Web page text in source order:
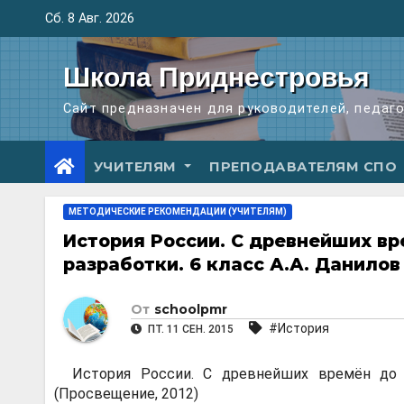
содержимому
Сб. 8 Авг. 2026
Школа Приднестровья
Сайт предназначен для руководителей,
УЧИТЕЛЯМ ПРЕПОДАВАТЕЛЯМ СПО
МЕТОДИЧЕСКИЕ РЕКОМЕНДАЦИИ (УЧИТЕЛЯМ)
История России. С древнейших
разработки. 6 класс А.А.
От schoolpmr
ПТ. 11 СЕН. 2015 #История
История России. С древнейших времён до
(Просвещение, 2012)